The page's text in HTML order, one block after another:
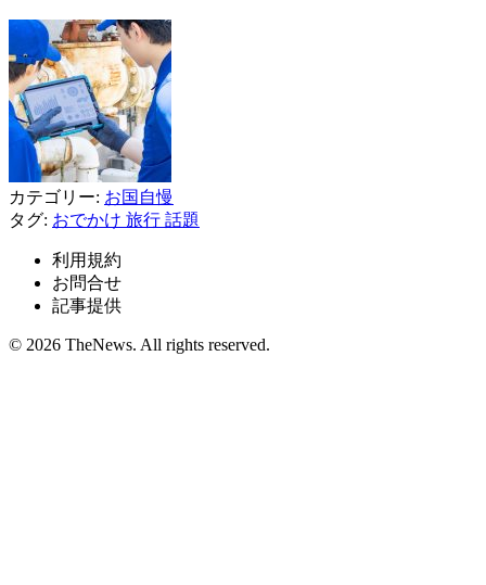
カテゴリー: お国自慢
タグ: おでかけ 旅行 話題
利用規約
お問合せ
記事提供
© 2026 TheNews. All rights reserved.